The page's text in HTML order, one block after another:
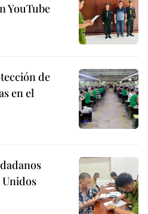
YouTube
de
en el
Unidos